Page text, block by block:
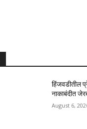
हिंजवडीतील
नाकाबंदीत
August 6,